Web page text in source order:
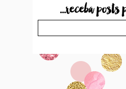
...receba posts